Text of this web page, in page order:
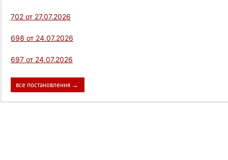
702 от 27.07.2026
698 от 24.07.2026
697 от 24.07.2026
все постановления →